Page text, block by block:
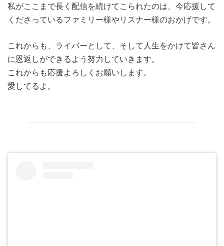
私がここまで長く配信を続けてこられたのは、今応援して
くださっているファミリー様やリスナー様のおかげです。
これからも、ライバーとして、そして人生をかけて皆さん
に恩返しができるよう努力していきます。
これからも応援よろしくお願いします。
愛してるよ。